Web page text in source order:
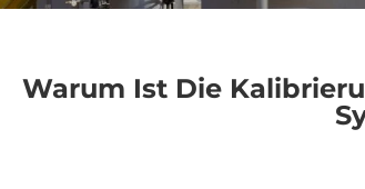
Warum Ist Die